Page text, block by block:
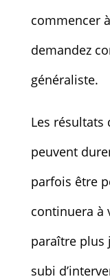
commencer
demandez
généraliste.
Les résultats
peuvent
parfois être
continuera à
paraître plus
subi